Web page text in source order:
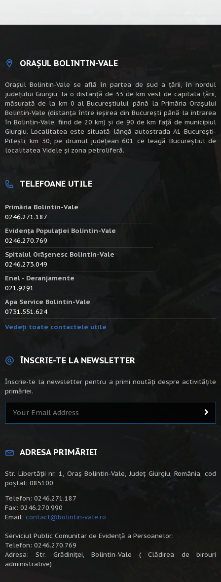
ORAȘUL BOLINTIN-VALE
Oraşul Bolintin-Vale se află în partea de sud a ţării, în nordul
judeţului Giurgiu, la o distanţă de 33 de km vest de capitala țării,
măsurată de la km 0 al Bucureștiului, până la Primăria Orașului
Bolintin-Vale (distanța între ieșirea din București până la intrarea
în Bolintin-Vale, fiind de 20 km) şi de 90 de km faţă de municipiul
Giurgiu. Localitatea este situată lângă autostrada A1 Bucureşti-
Piteşti, km 30, pe drumul judeţean 601 ce leagă Bucureştiul de
localitatea Videle şi zona petroliferă.
TELEFOANE UTILE
Primăria Bolintin-Vale
0246.271.187
Evidența Populației Bolintin-Vale
0246.270.769
Spitalul Orășenesc Bolintin-Vale
0246.273.049
Enel - Deranjamente
021.9291
Apa Service Bolintin-Vale
0731.551.624
Vedeți toate contactele utile
ÎNSCRIE-TE LA NEWSLETTER
Înscrie-te la newsletter pentru a primi noutăți despre activitățile
primăriei.
ADRESA PRIMĂRIEI
Str. Libertății nr. 1, Oraș Bolintin-Vale, Județ Giurgiu, România, cod
poștal: 085100
Telefon: 0246.271.187
Fax: 0246.270.990
Email: contact@bolintin-vale.ro
Serviciul Public Comunitar de Evidență a Persoanelor:
Telefon: 0246.270.769
Adresa: Str. Grădiniței, Bolintin-Vale ( Clădirea de birouri
administrative)